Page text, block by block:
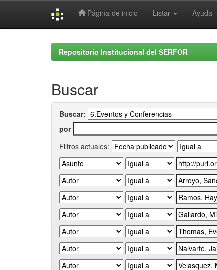
Página de inicio Listar Ayuda
Repositorio Institucional del SERFOR
Buscar
Buscar:
por
Filtros actuales: